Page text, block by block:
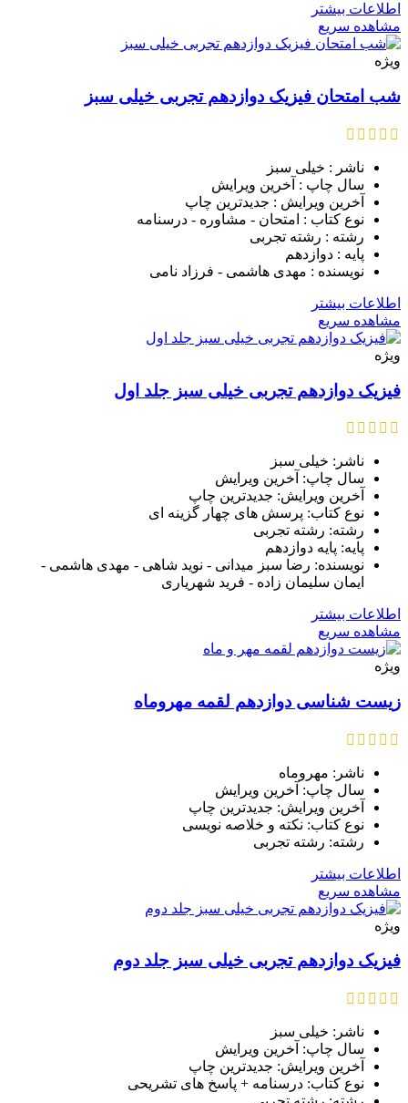
اطلاعات بیشتر
مشاهده سریع
ویژه
شب امتحان فیزیک دوازدهم تجربی خیلی سبز
ناشر : خیلی سبز
سال چاپ : آخرین ویرایش
آخرین ویرایش : جدیدترین چاپ
نوع کتاب : امتحان - مشاوره - درسنامه
رشته : رشته تجربی
پایه : دوازدهم
نویسنده : مهدی هاشمی - فرزاد نامی
اطلاعات بیشتر
مشاهده سریع
ویژه
فیزیک دوازدهم تجربی خیلی سبز جلد اول
ناشر: خیلی سبز
سال چاپ: آخرین ویرایش
آخرین ویرایش: جدیدترین چاپ
نوع کتاب: پرسش های چهار گزینه ای
رشته: رشته تجربی
پایه: پایه دوازدهم
نویسنده: رضا سبز میدانی - نوید شاهی - مهدی هاشمی -
ایمان سلیمان زاده - فرید شهریاری
اطلاعات بیشتر
مشاهده سریع
ویژه
زیست شناسی دوازدهم لقمه مهروماه
ناشر: مهروماه
سال چاپ: آخرین ویرایش
آخرین ویرایش: جدیدترین چاپ
نوع کتاب: نکته و خلاصه نویسی
رشته: رشته تجربی
اطلاعات بیشتر
مشاهده سریع
ویژه
فیزیک دوازدهم تجربی خیلی سبز جلد دوم
ناشر: خیلی سبز
سال چاپ: آخرین ویرایش
آخرین ویرایش: جدیدترین چاپ
نوع کتاب: درسنامه + پاسخ های تشریحی